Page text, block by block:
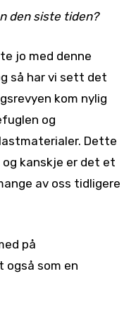
den siste tiden?
jo med denne
så har vi sett det
kom nylig
og
Dette
kanskje er det et
av oss tidligere
på
også som en